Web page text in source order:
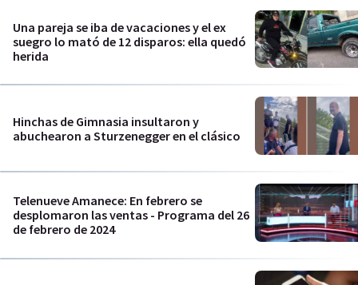
Una pareja se iba de vacaciones y el ex
suegro lo mató de 12 disparos: ella quedó
herida
Hinchas de Gimnasia insultaron y
abuchearon a Sturzenegger en el clásico
Telenueve Amanece: En febrero se
desplomaron las ventas - Programa del 26
de febrero de 2024